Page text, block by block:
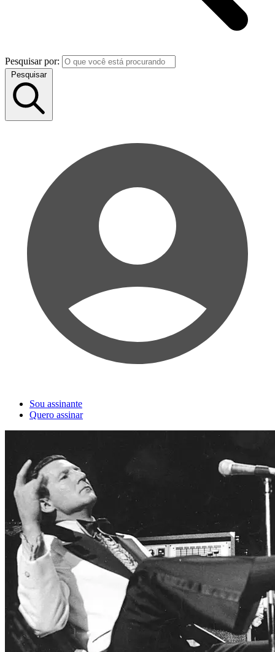
Pesquisar por:
Pesquisar
Sou assinante
Quero assinar